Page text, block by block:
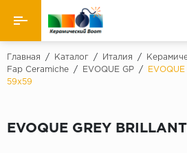
Назад
Производители
Главная / Каталог / Италия /
Fap Ceramiche
/ EVOQUE GP /
59x59
EVOQUE GREY